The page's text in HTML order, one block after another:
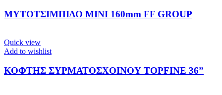
ΜΥΤΟΤΣΙΜΠΙΔΟ ΜΙΝΙ 160mm FF GROUP
Quick view
Add to wishlist
ΚΟΦΤΗΣ ΣΥΡΜΑΤΟΣΧΟΙΝΟΥ TOPFINE 36”